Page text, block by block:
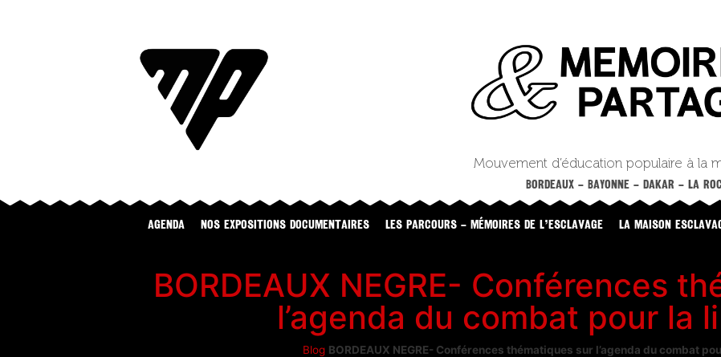
Mouvement d’éducation populaire à la
BORDEAUX – BAYONNE – DAKAR – LA
Agenda NOS EXPOSITIONS DOCUMENTAIRES LES PARCOURS – MÉMOIRES DE L’ESCLAVAGE LA MAISON
BORDEAUX NEGRE- Conférences
l’agenda du combat pour la
Blog BORDEAUX NEGRE- Conférences thématiques sur l’agenda du combat